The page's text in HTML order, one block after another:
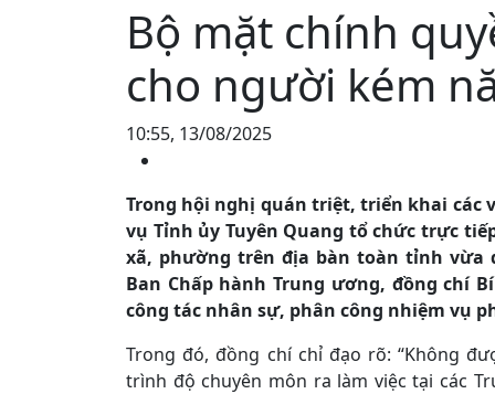
Bộ mặt chính
cho người kém
10:55, 13/08/2025
Trong hội nghị quán triệt, triển khai các
vụ Tỉnh ủy Tuyên Quang tổ chức trực
xã, phường trên địa bàn toàn tỉnh vừa
Ban Chấp hành Trung ương, đồng chí
công tác nhân sự, phân công nhiệm vụ
Trong đó, đồng chí chỉ đạo rõ: “Không
trình độ chuyên môn ra làm việc tại các